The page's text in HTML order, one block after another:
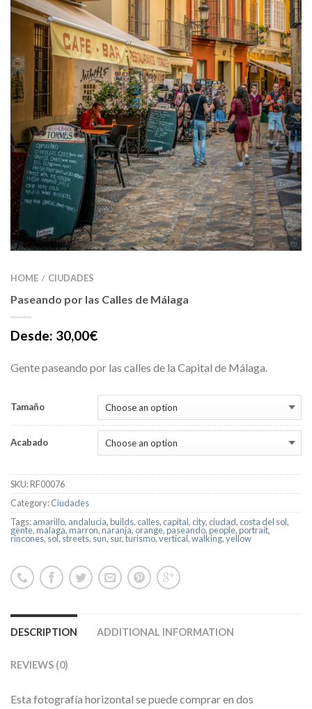
HOME / CIUDADES
Paseando por las Calles de Málaga
Desde: 30,00€
Gente paseando por las calles de la Capital de Málaga.
Tamaño
Acabado
SKU:RF00076
Category:Ciudades
Tags:amarillo, andalucia,builds, calles, capital, city, ciudad, costa del sol,
gente,malaga,marron,naranja,orange,paseando,people,portrait,
rincones, sol, streets, sun, sur,turismo,vertical,walking,yellow
DESCRIPTION ADDITIONAL INFORMATION
REVIEWS (0)
Esta fotografía horizontal se puede comprar en dos